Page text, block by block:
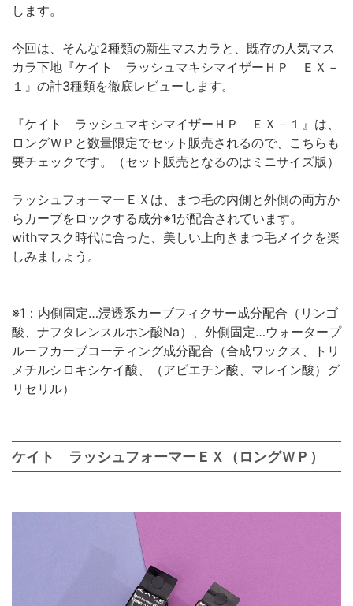
します。
今回は、そんな2種類の新生マスカラと、既存の人気マス
カラ下地『ケイト ラッシュマキシマイザーＨＰ ＥＸ－
１』の計3種類を徹底レビューします。
『ケイト ラッシュマキシマイザーＨＰ ＥＸ－１』は、
ロングＷＰと数量限定でセット販売されるので、こちらも
要チェックです。（セット販売となるのはミニサイズ版）
ラッシュフォーマーＥＸは、まつ毛の内側と外側の両方か
らカーブをロックする成分※1が配合されています。
withマスク時代に合った、美しい上向きまつ毛メイクを楽
しみましょう。
※1：内側固定…浸透系カーブフィクサー成分配合（リンゴ
酸、ナフタレンスルホン酸Na）、外側固定…ウォータープ
ルーフカーブコーティング成分配合（合成ワックス、トリ
メチルシロキシケイ酸、（アビエチン酸、マレイン酸）グ
リセリル）
ケイト ラッシュフォーマーＥＸ（ロングＷＰ）